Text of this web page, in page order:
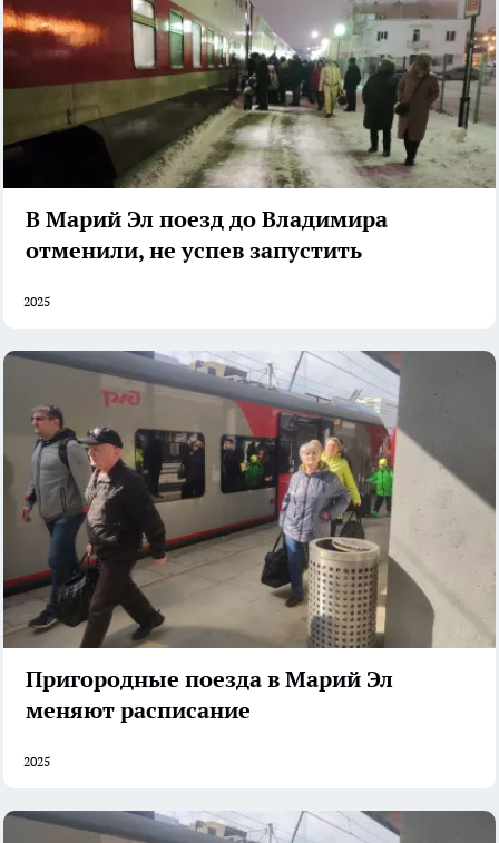
В Марий Эл поезд до Владимира
отменили, не успев запустить
2025
Пригородные поезда в Марий Эл
меняют расписание
2025